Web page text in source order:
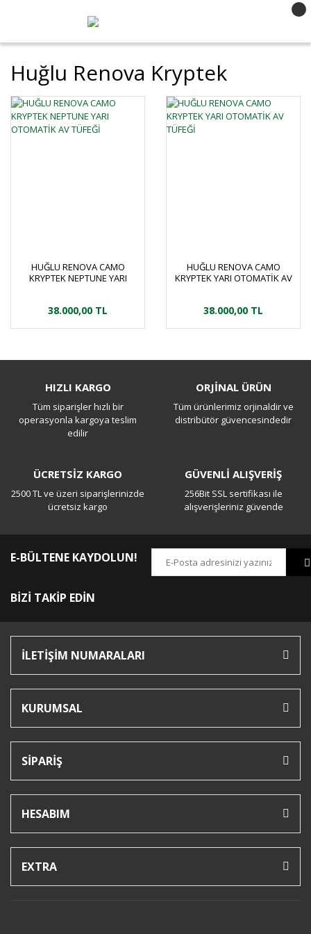
Huğlu Renova Kryptek
HUĞLU RENOVA CAMO
KRYPTEK NEPTUNE YARI
38.000,00 TL
HUĞLU RENOVA CAMO
KRYPTEK YARI OTOMATİK AV
38.000,00 TL
HIZLI KARGO
Tüm siparişler hızlı bir
operasyonla kargoya teslim
edilir
ORJİNAL ÜRÜN
Tüm ürünlerimiz orjinaldir ve
distribütör güvencesindedir
ÜCRETSİZ KARGO
2500 TL ve üzeri siparişlerinizde
ücretsiz kargo
GÜVENLİ ALIŞVERİŞ
256Bit SSL sertifikası ile
alışverişleriniz güvende
E-BÜLTENE KAYDOLUN!
BİZİ TAKİP EDİN
İLETİŞİM NUMARALARI
KURUMSAL
SİPARİŞ
HESABIM
EXTRA